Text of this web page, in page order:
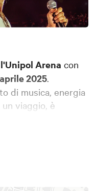
Arena con
2025.
di musica, energia
viaggio, è
Jovanotti, con la